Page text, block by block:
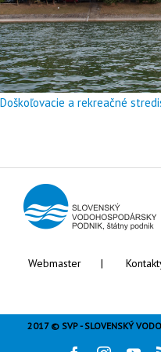
Doškoľovacie a rekreačné
Webmaster
2017 © SVP - SLOVENSKÝ